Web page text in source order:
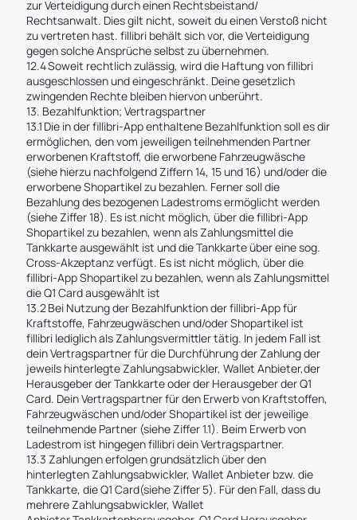
zur Verteidigung durch einen Rechtsbeistand/
Rechtsanwalt. Dies gilt nicht, soweit du einen Verstoß nicht
zu vertreten hast. fillibri behält sich vor, die Verteidigung
gegen solche Ansprüche selbst zu übernehmen.
12.4 Soweit rechtlich zulässig, wird die Haftung von fillibri
ausgeschlossen und eingeschränkt. Deine gesetzlich
zwingenden Rechte bleiben hiervon unberührt.
13. Bezahlfunktion; Vertragspartner
13.1 Die in der fillibri-App enthaltene Bezahlfunktion soll es dir
ermöglichen, den vom jeweiligen teilnehmenden Partner
erworbenen Kraftstoff, die erworbene Fahrzeugwäsche
(siehe hierzu nachfolgend Ziffern 14, 15 und 16) und/oder die
erworbene Shopartikel zu bezahlen. Ferner soll die
Bezahlung des bezogenen Ladestroms ermöglicht werden
(siehe Ziffer 18). Es ist nicht möglich, über die fillibri-App
Shopartikel zu bezahlen, wenn als Zahlungsmittel die
Tankkarte ausgewählt ist und die Tankkarte über eine sog.
Cross-Akzeptanz verfügt. Es ist nicht möglich, über die
fillibri-App Shopartikel zu bezahlen, wenn als Zahlungsmittel
die Q1 Card ausgewählt ist
13.2 Bei Nutzung der Bezahlfunktion der fillibri-App für
Kraftstoffe, Fahrzeugwäschen und/oder Shopartikel ist
fillibri lediglich als Zahlungsvermittler tätig. In jedem Fall ist
dein Vertragspartner für die Durchführung der Zahlung der
jeweils hinterlegte Zahlungsabwickler, Wallet Anbieter,der
Herausgeber der Tankkarte oder der Herausgeber der Q1
Card. Dein Vertragspartner für den Erwerb von Kraftstoffen,
Fahrzeugwäschen und/oder Shopartikel ist der jeweilige
teilnehmende Partner (siehe Ziffer 1.1). Beim Erwerb von
Ladestrom ist hingegen fillibri dein Vertragspartner.
13.3 Zahlungen erfolgen grundsätzlich über den
hinterlegten Zahlungsabwickler, Wallet Anbieter bzw. die
Tankkarte, die Q1 Card(siehe Ziffer 5). Für den Fall, dass du
mehrere Zahlungsabwickler, Wallet